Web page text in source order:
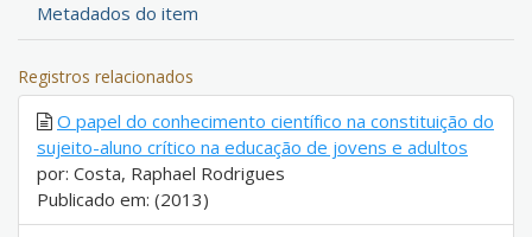
Metadados do item
Registros relacionados
O papel do conhecimento científico na constituição do
sujeito-aluno crítico na educação de jovens e adultos
por: Costa, Raphael Rodrigues
Publicado em: (2013)